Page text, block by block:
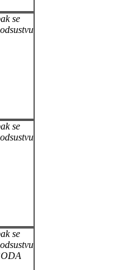
se
se
se